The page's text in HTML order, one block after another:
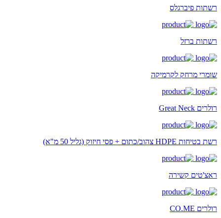
רשתות פיברגלס
רשתות ברזל
שומרי מרחק לקרמיקה
רולרים Great Neck
רשת בטיחות HDPE צהוב/כתום + פסי חיזוק (גליל 50 מ"א)
ראצ'טים קשירה
רולרים CO.ME